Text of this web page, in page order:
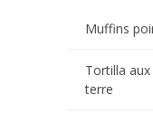
Muffins
Tortilla
terre